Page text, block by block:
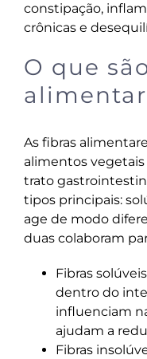
constipação,
crônicas e
O que
As fibras
alimentos
trato
tipos principais:
age de modo
duas colaboram
Fibras
dentro do
influenciam
ajudam a
Fibras